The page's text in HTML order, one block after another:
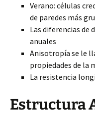
Verano: células
de paredes más
Las diferencias de
anuales
Anisotropía se le
propiedades de la
La resistencia
Estructura